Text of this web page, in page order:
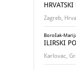
Zagreb,
Borošak-
ILIRSKI
Karlovac,